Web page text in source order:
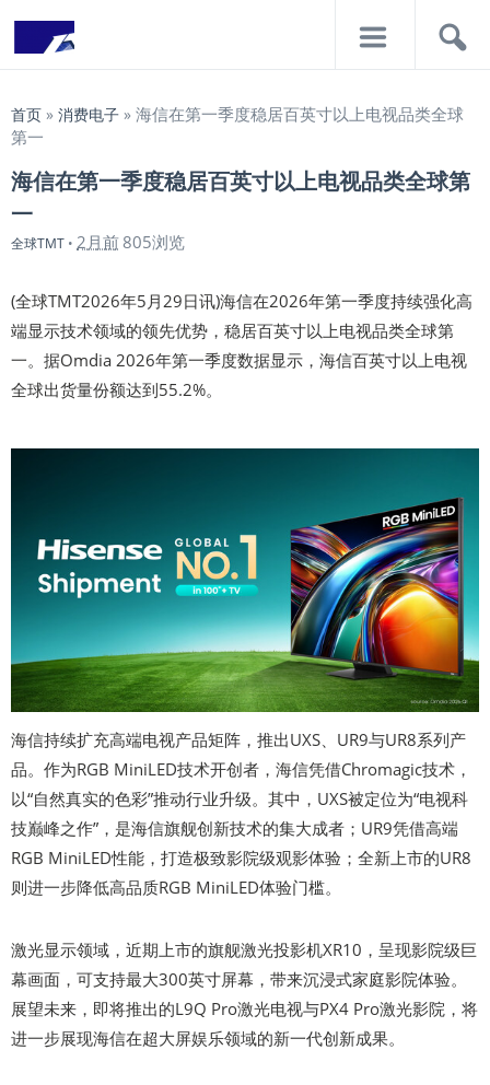
首页 » 消费电子 » 海信在第一季度稳居百英寸以上电视品类全球
第一
海信在第一季度稳居百英寸以上电视品类全球第
一
全球TMT • 2月前805浏览
(全球TMT2026年5月29日讯)海信在2026年第一季度持续强化高
端显示技术领域的领先优势，稳居百英寸以上电视品类全球第
一。据Omdia 2026年第一季度数据显示，海信百英寸以上电视
全球出货量份额达到55.2%。
海信持续扩充高端电视产品矩阵，推出UXS、UR9与UR8系列产
品。作为RGB MiniLED技术开创者，海信凭借Chromagic技术，
以“自然真实的色彩”推动行业升级。其中，UXS被定位为“电视科
技巅峰之作”，是海信旗舰创新技术的集大成者；UR9凭借高端
RGB MiniLED性能，打造极致影院级观影体验；全新上市的UR8
则进一步降低高品质RGB MiniLED体验门槛。
激光显示领域，近期上市的旗舰激光投影机XR10，呈现影院级巨
幕画面，可支持最大300英寸屏幕，带来沉浸式家庭影院体验。
展望未来，即将推出的L9Q Pro激光电视与PX4 Pro激光影院，将
进一步展现海信在超大屏娱乐领域的新一代创新成果。